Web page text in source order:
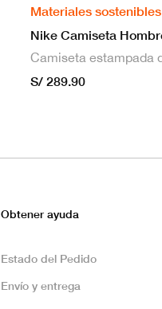
Materiales sostenibles
S/ 289.90
Obtener ayuda
Estado del Pedido
Envío y entrega